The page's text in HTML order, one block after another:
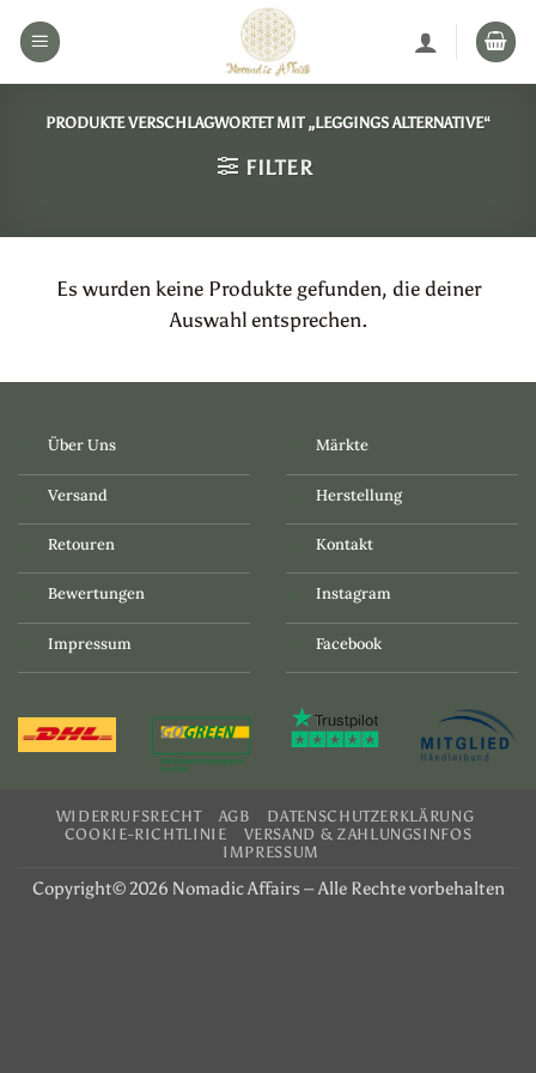
Inhalt
PRODUKTE VERSCHLAGWORTET MIT „LEGGINGS ALTERNATIVE“
FILTER
Es wurden keine Produkte gefunden, die deiner
Auswahl entsprechen.
Über Uns
Versand
Retouren
Bewertungen
Impressum
Märkte
Herstellung
Kontakt
Instagram
Facebook
WIDERRUFSRECHT AGB
DATENSCHUTZERKLÄRUNG
COOKIE-RICHTLINIE
VERSAND & ZAHLUNGSINFOS
IMPRESSUM
Copyright© 2026 Nomadic Affairs – Alle Rechte vorbehalten